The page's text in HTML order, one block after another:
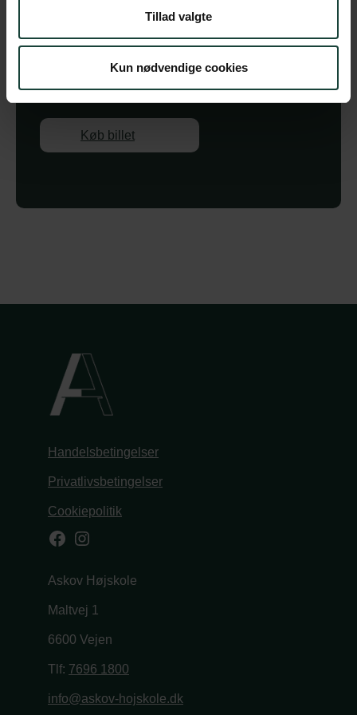
Tillad valgte
Kun nødvendige cookies
Sted Foredragssalen
kr.
Køb billet
Handelsbetingelser
Privatlivsbetingelser
Cookiepolitik
Facebook
Instagram
Askov Højskole
Maltvej 1
6600 Vejen
Tlf: 7696 1800
info@askov-hojskole.dk